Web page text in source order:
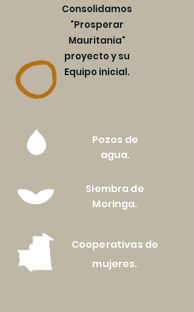
Consolidamos
"Prosperar
Mauritania"
proyecto y su
Equipo inicial.
Pozos de
agua.
Siembra de
Moringa.
Cooperativas de
mujeres.